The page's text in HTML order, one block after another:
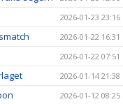
2026-01-23 23:16
2026-01-22 16:31
2026-01-22 07:51
2026-01-14 21:38
2026-01-12 08:25